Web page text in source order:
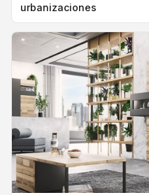
urbanizaciones